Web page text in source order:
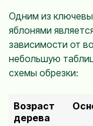
Одним из
яблонями
зависимости от
небольшую
схемы обрезки:
Возраст
дерева